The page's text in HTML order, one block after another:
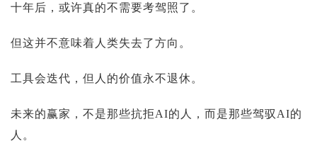
十年后，或许真的不需要考驾照了。
但这并不意味着人类失去了方向。
工具会迭代，但人的价值永不退休。
未来的赢家，不是那些抗拒AI的人，而是那些驾驭AI的
人。